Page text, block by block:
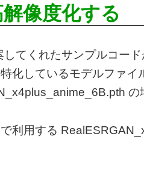
像度化する
てくれたサンプルコー
化しているモデルファイ
の
利用する